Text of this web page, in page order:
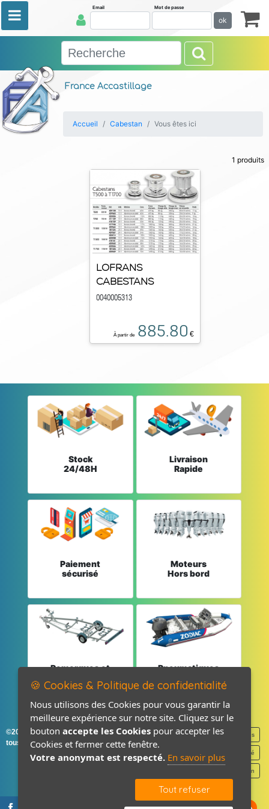
France Accastillage
Email Mot de passe
ok
Accueil Cabestan Vous êtes ici
1 produits
LOFRANS
CABESTANS
0040005313
À partir de 885.80 €
Stock
24/48H
Livraison
Rapide
Paiement
sécurisé
Moteurs
Hors bord
Remorques et
Pneumatiques
©2026-2027 France Accastillage
tous droits réservés
Mentions légales
Politique de confidentialité
Contact / Plan
🍪 Cookies & Politique de confidentialité
Nous utilisons des Cookies pour vous garantir la
meilleure expérience sur notre site. Cliquez sur le
bouton accepte les Cookies pour accepter les
Cookies et fermer cette fenêtre.
Votre anonymat est respecté. En savoir plus
Tout refuser